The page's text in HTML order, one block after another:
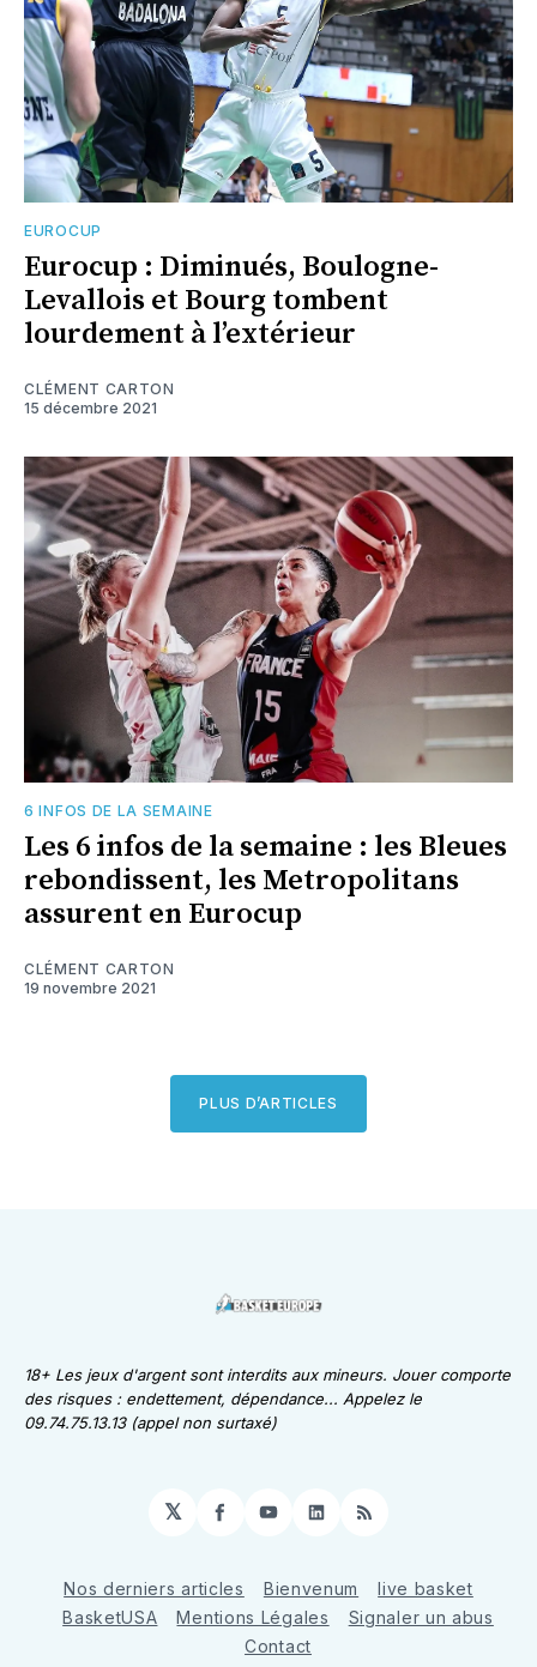
EUROCUP
Eurocup : Diminués, Boulogne-
Levallois et Bourg tombent
lourdement à l’extérieur
CLÉMENT CARTON
15 décembre 2021
6 INFOS DE LA SEMAINE
Les 6 infos de la semaine : les Bleues
rebondissent, les Metropolitans
assurent en Eurocup
CLÉMENT CARTON
19 novembre 2021
PLUS D’ARTICLES
18+ Les jeux d'argent sont interdits aux mineurs. Jouer comporte
des risques : endettement, dépendance... Appelez le
09.74.75.13.13 (appel non surtaxé)
𝕏 Facebook
YouTube
LinkedIn
RSS
Nos derniers articles Bienvenum
live basket
BasketUSA
Mentions Légales
Signaler un abus
Contact